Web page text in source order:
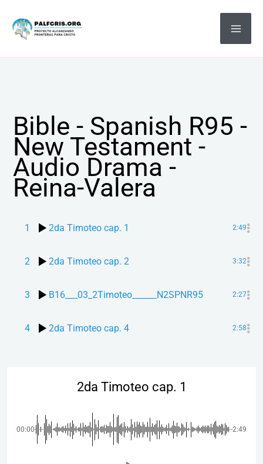
Bible - Spanish R95 -
New Testament -
Audio Drama -
Reina-Valera
1 2da Timoteo cap. 1 2:49
2 2da Timoteo cap. 2 3:32
3 B16___03_2Timoteo______N2SPNR95 2:27
4 2da Timoteo cap. 4 2:58
2da Timoteo cap. 1
00:00 -2:49